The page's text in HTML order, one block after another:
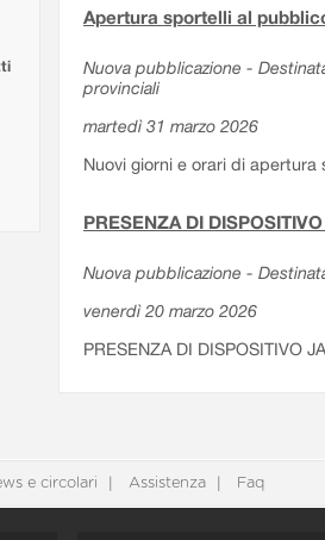
Apertura sportelli al
Nuova pubblicazione -
provinciali
martedì 31 marzo 2026
Nuovi giorni e orari di
PRESENZA DI
Nuova pubblicazione -
venerdì 20 marzo 2026
PRESENZA DI DISPOSITIVO
e circolari Assistenza Faq